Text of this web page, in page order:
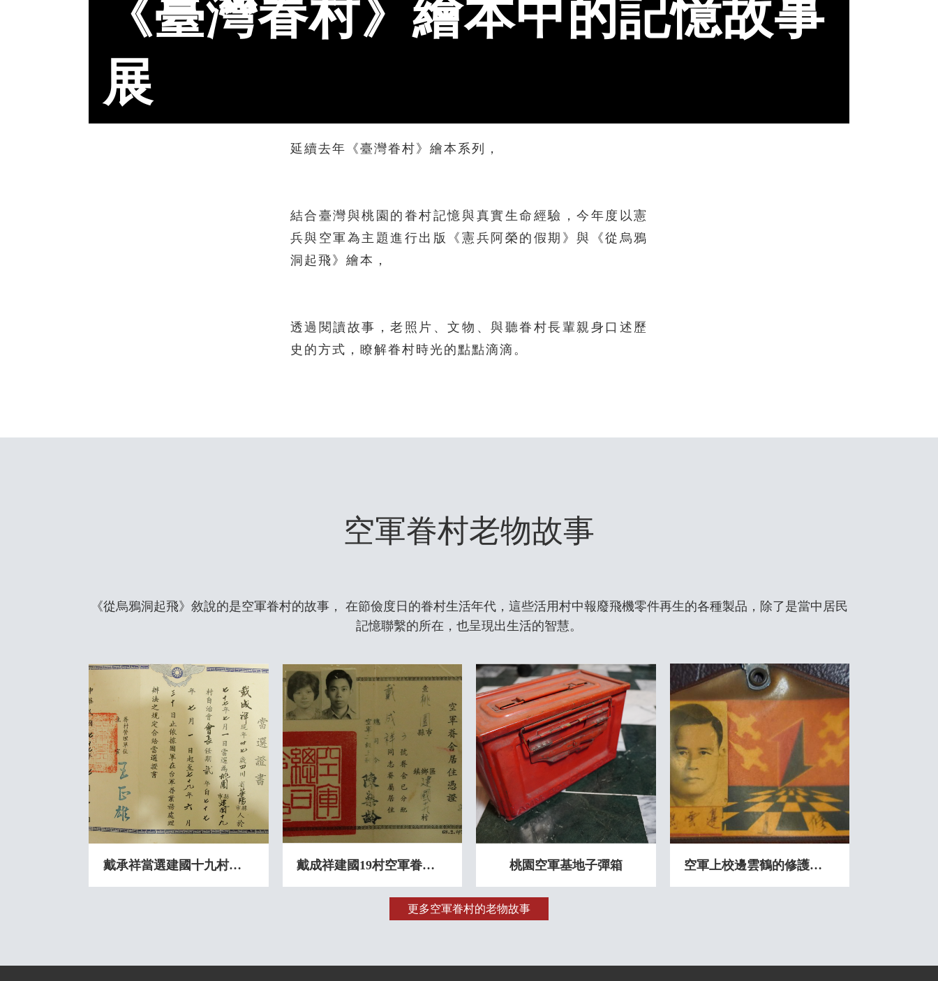
《臺灣眷村》繪本中的記憶故事
延續去年《臺灣眷村》繪本系列，
結合臺灣與桃園的眷村記憶與真實生命經驗，今年度以憲
兵與空軍為主題進行出版《憲兵阿榮的假期》與《從烏鴉
洞起飛》繪本，
透過閱讀故事，老照片、文物、與聽眷村長輩親身口述歷
史的方式，瞭解眷村時光的點點滴滴。
空軍眷村老物故事
《從烏鴉洞起飛》敘說的是空軍眷村的故事， 在節儉度日的眷村生活年代，這些活用村中報廢飛機零件再生的各種製品，除了是當中居民
記憶聯繫的所在，也呈現出生活的智慧。
戴承祥當選建國十九村自治會村長證書 戴成祥建國19村空軍眷舍居住憑證 桃園空軍基地子彈箱 空軍上校邊雲鶴的修護大隊工作識別證照
更多空軍眷村的老物故事